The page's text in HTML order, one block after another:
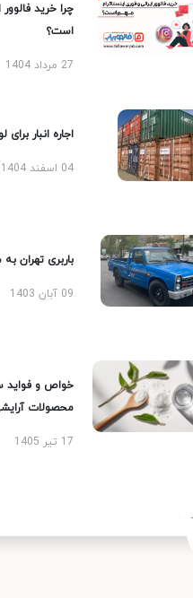
چرا خرید فالوور
است؟
27 مرداد 1404
اجاره انبار برای
04 اسفند 1404
باربری تهران به
09 آبان 1403
خواص و فواید
محصولات
17 تیر 1405